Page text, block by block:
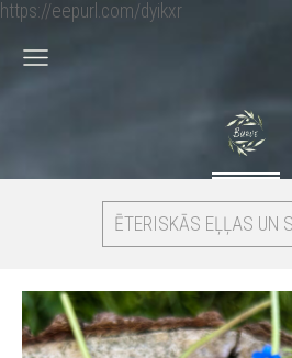
https://eepurl.com/dyikxr
ĒTERISKĀS EĻĻAS UN